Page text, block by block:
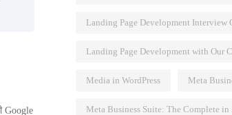
Landing Page Development Interview
Landing Page Development with Our
Media in WordPress Meta
Meta Business Suite: The Complete